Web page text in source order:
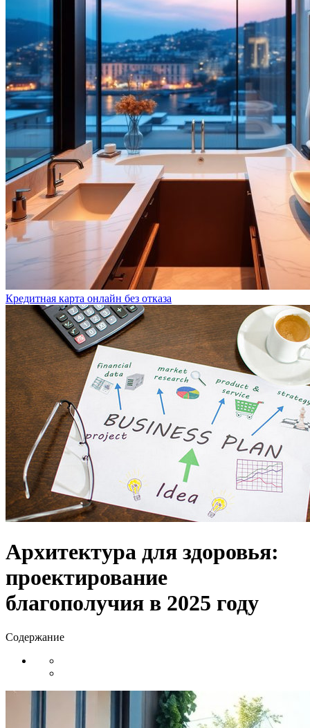
Кредитная карта онлайн без отказа
Архитектура для здоровья:
проектирование
благополучия в 2025 году
Содержание